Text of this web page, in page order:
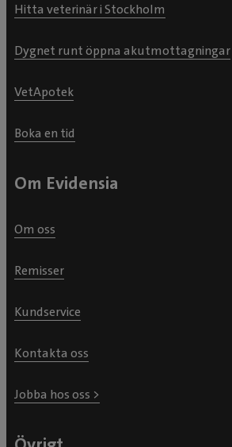
Hitta veterinär i Stockholm
Dygnet runt öppna akutmottagningar
VetApotek
Boka en tid
Om Evidensia
Om oss
Remisser
Kundservice
Kontakta oss
Jobba hos oss >